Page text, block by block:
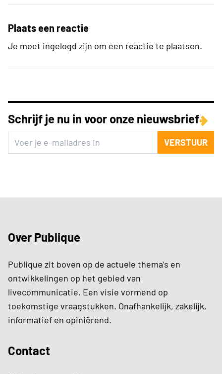
Plaats een reactie
Je moet ingelogd zijn om een reactie te plaatsen.
Schrijf je nu in voor onze nieuwsbrief
VERSTUUR
Over Publique
Publique zit boven op de actuele thema’s en
ontwikkelingen op het gebied van
livecommunicatie. Een visie vormend op
toekomstige vraagstukken. Onafhankelijk, zakelijk,
informatief en opiniërend.
Contact